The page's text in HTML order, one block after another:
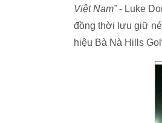
Việt Nam”- Luke
đồng thời lưu giữ
hiệu Bà Nà Hills